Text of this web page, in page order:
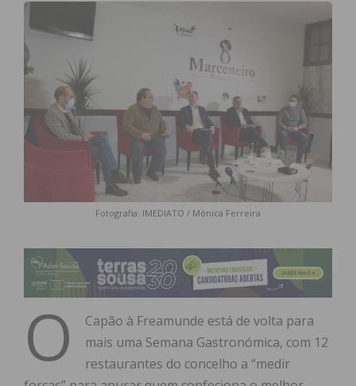
Fotografia: IMEDIATO / Mónica Ferreira
O
Capão à Freamunde está de volta para
mais uma Semana Gastronómica, com 12
restaurantes do concelho a “medir